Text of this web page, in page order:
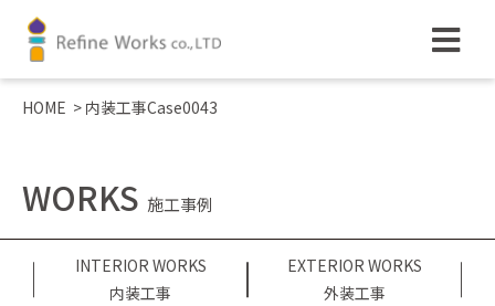
HOME > 内装工事Case0043
WORKS 施工事例
INTERIOR WORKS
内装工事
EXTERIOR WORKS
外装工事